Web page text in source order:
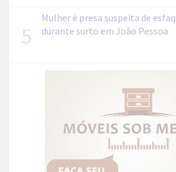
5
Mulher é presa suspeita de
durante surto em João Pessoa